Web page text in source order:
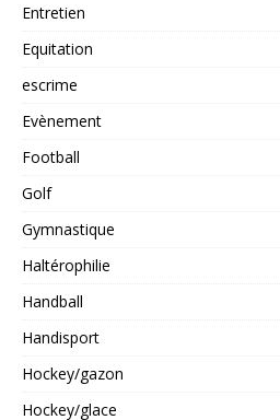
Entretien
Equitation
escrime
Evènement
Football
Golf
Gymnastique
Haltérophilie
Handball
Handisport
Hockey/gazon
Hockey/glace